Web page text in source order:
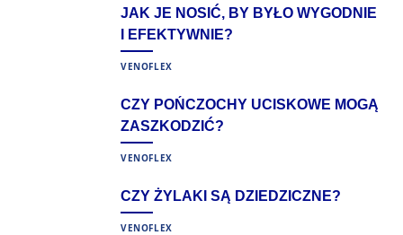
JAK JE NOSIĆ, BY BYŁO WYGODNIE
I EFEKTYWNIE?
VENOFLEX
CZY POŃCZOCHY UCISKOWE MOGĄ
ZASZKODZIĆ?
VENOFLEX
CZY ŻYLAKI SĄ DZIEDZICZNE?
VENOFLEX